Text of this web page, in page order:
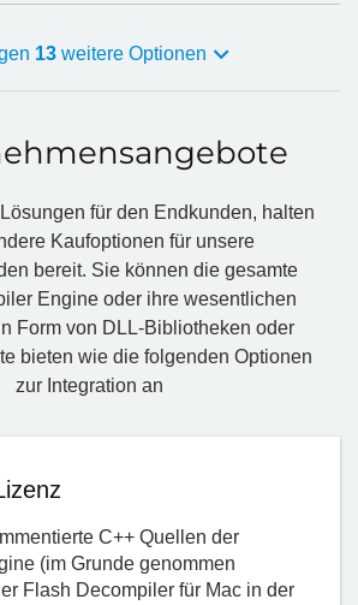
13weitere Optionen
für den Endkunden, halten
Kaufoptionen für unsere
bereit. Sie können die gesamte
Engine oder ihre wesentlichen
Form von DLL-Bibliotheken oder
bieten wie die folgenden Optionen
zur Integration an
C++ Quellen der
(im Grunde genommen
Flash Decompiler für Mac in der